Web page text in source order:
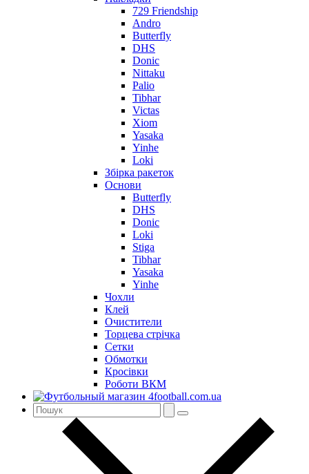
729 Friendship
Andro
Butterfly
DHS
Donic
Nittaku
Palio
Tibhar
Victas
Xiom
Yasaka
Yinhe
Loki
Збірка ракеток
Основи
Butterfly
DHS
Donic
Loki
Stiga
Tibhar
Yasaka
Yinhe
Чохли
Клей
Очистители
Торцева стрічка
Сетки
Обмотки
Кросівки
Роботи ВКМ